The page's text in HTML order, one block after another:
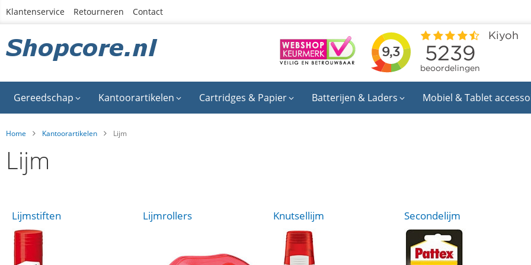
Ga
inhoud
Klantenservice Retourneren Contact
Gereedschap Kantoorartikelen Cartridges & Papier Batterijen & Laders Mobiel & Tablet
Home Kantoorartikelen Lijm
Lijm
Lijmstiften Lijmrollers Knutsellijm Secondelijm